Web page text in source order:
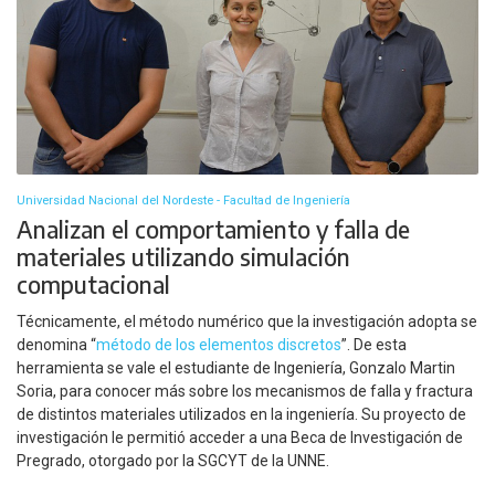
Universidad Nacional del Nordeste - Facultad de Ingeniería
Analizan el comportamiento y falla de
materiales utilizando simulación
computacional
Técnicamente, el método numérico que la investigación adopta se
denomina “método de los elementos discretos”. De esta
herramienta se vale el estudiante de Ingeniería, Gonzalo Martin
Soria, para conocer más sobre los mecanismos de falla y fractura
de distintos materiales utilizados en la ingeniería. Su proyecto de
investigación le permitió acceder a una Beca de Investigación de
Pregrado, otorgado por la SGCYT de la UNNE.